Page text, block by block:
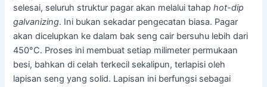
selesai, seluruh struktur pagar akan melalui tahaphot-dip
galvanizing. Ini bukan sekadar pengecatan biasa. Pagar
akan dicelupkan ke dalam bak seng cair bersuhu lebih dari
450°C. Proses ini membuat setiap milimeter permukaan
besi, bahkan di celah terkecil sekalipun, terlapisi oleh
lapisan seng yang solid. Lapisan ini berfungsi sebagai